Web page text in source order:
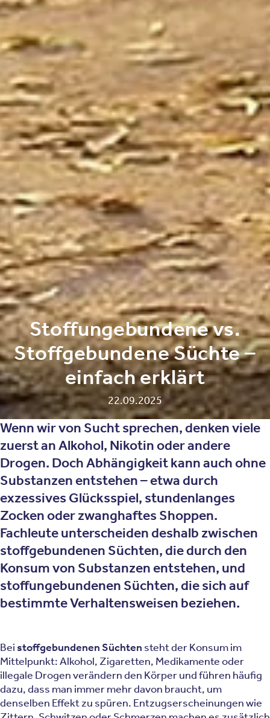
Stoffungebundene vs.
Stoffgebundene Süchte –
einfach erklärt
22.09.2025
Wenn wir von Sucht sprechen, denken viele
zuerst an Alkohol, Nikotin oder andere
Drogen. Doch Abhängigkeit kann auch ohne
Substanzen entstehen – etwa durch
exzessives Glücksspiel, stundenlanges
Zocken oder zwanghaftes Shoppen.
Fachleute unterscheiden deshalb zwischen
stoffgebundenen Süchten, die durch den
Konsum von Substanzen entstehen, und
stoffungebundenen Süchten, die sich auf
bestimmte Verhaltensweisen beziehen.
Beistoffgebundenen Süchten steht der Konsum im
Mittelpunkt: Alkohol, Zigaretten, Medikamente oder
illegale Drogen verändern den Körper und führen häufig
dazu, dass man immer mehr davon braucht, um
denselben Effekt zu spüren. Entzugserscheinungen wie